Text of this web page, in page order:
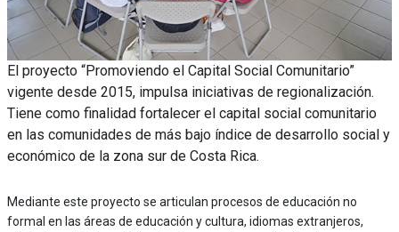
El proyecto “Promoviendo el Capital Social Comunitario”
vigente desde 2015, impulsa iniciativas de regionalización.
Tiene como finalidad fortalecer el capital social comunitario
en las comunidades de más bajo índice de desarrollo social y
económico de la zona sur de Costa Rica.
Mediante este proyecto se articulan procesos de educación no
formal en las áreas de educación y cultura, idiomas extranjeros,